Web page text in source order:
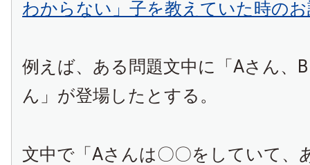
わからない」子を教えていた時の
例えば、ある問題文中に「Aさん、
ん」が登場したとする。
文中で「Aさんは〇〇をしていて、